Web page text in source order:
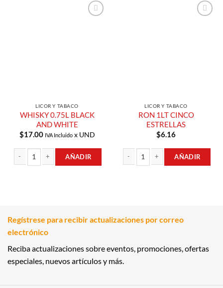
LICOR Y TABACO
WHISKY 0.75L BLACK
AND WHITE
$17.00 IVA Incluidox UND
AÑADIR
LICOR Y TABACO
RON 1LT CINCO
ESTRELLAS
$6.16
AÑADIR
Regístrese para recibir actualizaciones por correo
electrónico
Reciba actualizaciones sobre eventos, promociones, ofertas
especiales, nuevos artículos y más.